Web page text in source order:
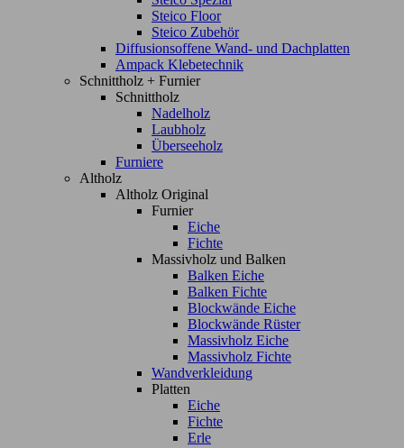
Steico Floor
Steico Zubehör
Diffusionsoffene Wand- und Dachplatten
Ampack Klebetechnik
Schnittholz + Furnier
Schnittholz
Nadelholz
Laubholz
Überseeholz
Furniere
Altholz
Altholz Original
Furnier
Eiche
Fichte
Massivholz und Balken
Balken Eiche
Balken Fichte
Blockwände Eiche
Blockwände Rüster
Massivholz Eiche
Massivholz Fichte
Wandverkleidung
Platten
Eiche
Fichte
Erle